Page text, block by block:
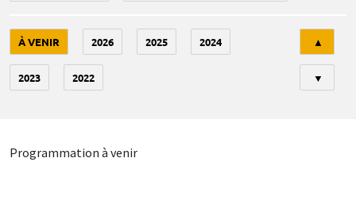
À VENIR 2026 2025 2024
2023 2022
▲
▼
Programmation à venir